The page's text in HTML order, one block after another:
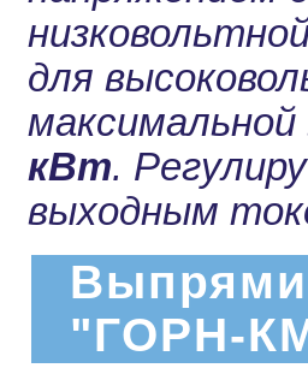
для
кВт.
выходным
"ГОРН-